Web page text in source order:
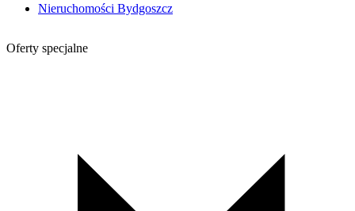
Nieruchomości Bydgoszcz
Oferty specjalne